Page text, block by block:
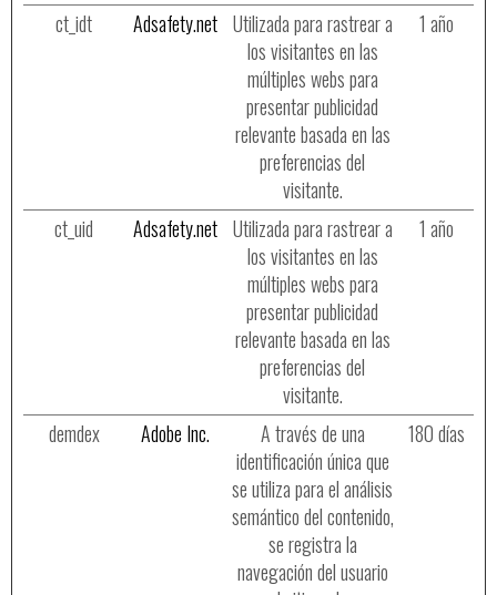
ct_idt Adsafety.net Utilizada para rastrear a
los visitantes en las
múltiples webs para
presentar publicidad
relevante basada en las
preferencias del
visitante.
1 año
ct_uid Adsafety.net Utilizada para rastrear a
los visitantes en las
múltiples webs para
presentar publicidad
relevante basada en las
preferencias del
visitante.
1 año
demdex Adobe Inc.
A través de una
identificación única que
se utiliza para el análisis
semántico del contenido,
se registra la
navegación del usuario
180 días